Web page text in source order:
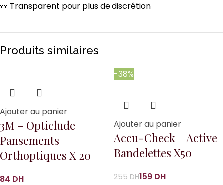
👀 Transparent pour plus de discrétion
Produits similaires
Ajouter au panier
3M – Opticlude
Pansements
Orthoptiques X 20
DH
-38%
Ajouter au panier
Accu-Check – Active
Bandelettes X50
255DH159 DH